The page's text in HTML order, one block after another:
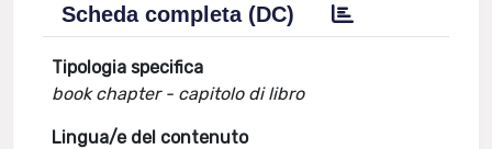
Scheda completa (DC)
Tipologia specifica
book chapter - capitolo di libro
Lingua/e del contenuto